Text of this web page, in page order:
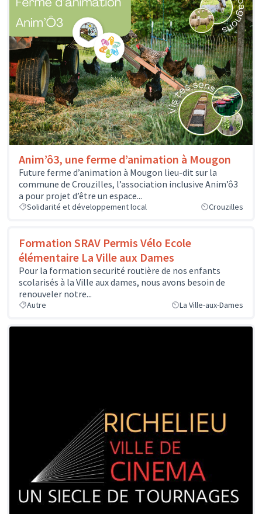
Anim’ô3, une ferme d’animation à Mougon
Future ferme d’animation à Mougon lieu-dit sur la
commune de Crouzilles, l’association inclusive Anim’ô3
a pour projet d’être un espace...
Solidarité et développement local Crouzilles
Formation SRAV Permis Vélo Ecole
élémentaire La Ville aux Dames
Pour la formation securité routière de nos enfants
scolarisés à la Ville aux dames, nous avons besoin de
renouveler notre...
Autre La Ville-aux-Dames